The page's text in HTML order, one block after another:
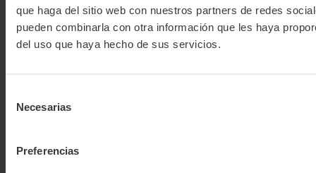
que haga del sitio web con nuestros partners de redes
pueden combinarla con otra información que les haya
del uso que haya hecho de sus servicios.
Necesarias
Preferencias
para passeios diários, para desfrutar da sua beleza
costeira, para fazer percursos para Barcelona ou outras
localidades vizinhas, temos a bicicleta perfeita para si!!
para aconselhá-lo!!